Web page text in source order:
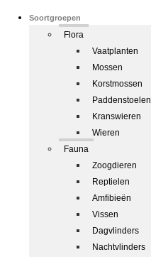
Soortgroepen
Flora
Vaatplanten
Mossen
Korstmossen
Paddenstoelen
Kranswieren
Wieren
Fauna
Zoogdieren
Reptielen
Amfibieën
Vissen
Dagvlinders
Nachtvlinders